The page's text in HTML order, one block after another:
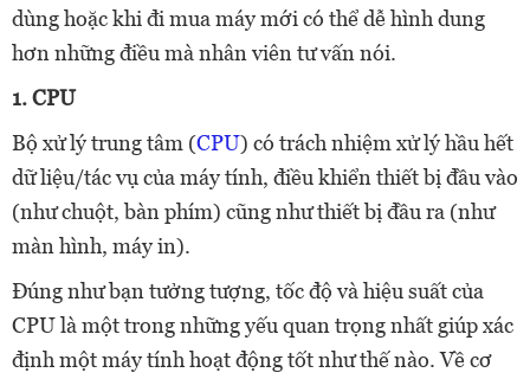
dùng hoặc khi đi mua máy mới có thể dễ hình dung
hơn những điều mà nhân viên tư vấn nói.
1. CPU
Bộ xử lý trung tâm (CPU) có trách nhiệm xử lý hầu hết
dữ liệu/tác vụ của máy tính, điều khiển thiết bị đầu vào
(như chuột, bàn phím) cũng như thiết bị đầu ra (như
màn hình, máy in).
Đúng như bạn tưởng tượng, tốc độ và hiệu suất của
CPU là một trong những yếu quan trọng nhất giúp xác
định một máy tính hoạt động tốt như thế nào. Về cơ